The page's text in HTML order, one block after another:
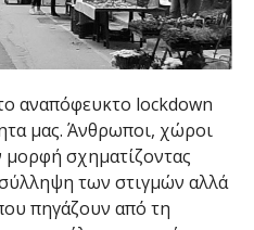
αναπόφευκτο lockdown
μας. Άνθρωποι, χώροι
μορφή σχηματίζοντας
των στιγμών αλλά
πηγάζουν από τη